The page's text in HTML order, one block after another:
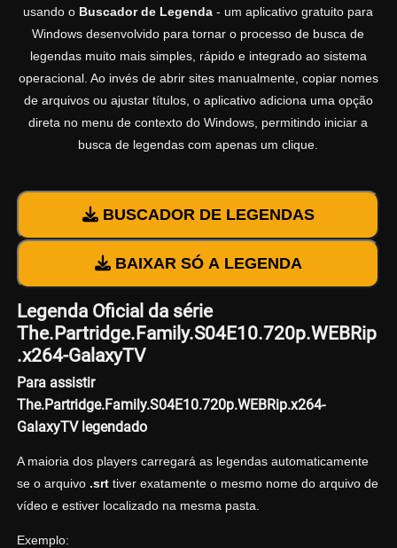
usando o Buscador de Legenda - um aplicativo gratuito para
Windows desenvolvido para tornar o processo de busca de
legendas muito mais simples, rápido e integrado ao sistema
operacional. Ao invés de abrir sites manualmente, copiar nomes
de arquivos ou ajustar títulos, o aplicativo adiciona uma opção
direta no menu de contexto do Windows, permitindo iniciar a
busca de legendas com apenas um clique.
BUSCADOR DE LEGENDAS
BAIXAR SÓ A LEGENDA
Legenda Oficial da série
The.Partridge.Family.S04E10.720p.WEBRip
.x264-GalaxyTV
Para assistir
The.Partridge.Family.S04E10.720p.WEBRip.x264-
GalaxyTV legendado
A maioria dos players carregará as legendas automaticamente
se o arquivo .srttiver exatamente o mesmo nome do arquivo de
vídeo e estiver localizado na mesma pasta.
Exemplo: